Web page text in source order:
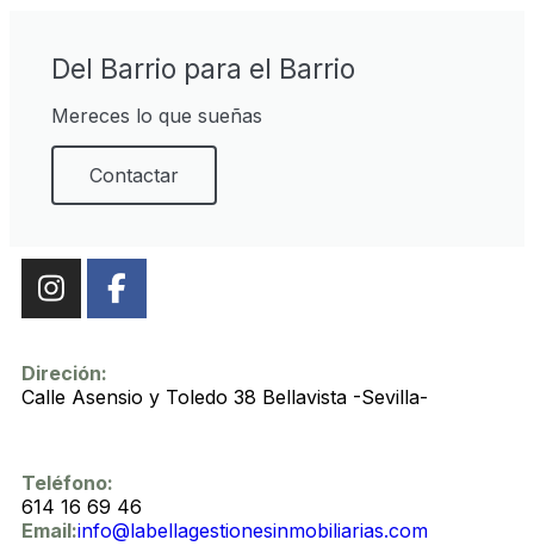
Del Barrio para el Barrio
Mereces lo que sueñas
Contactar
Teléfono:
614 16 69 46
Email:info@labellagestionesinmobiliarias.com
Direción:
Calle Asensio y Toledo 38 Bellavista -Sevilla-